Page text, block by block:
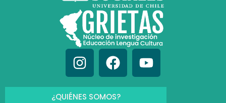
¿QUIÉNES SOMOS?